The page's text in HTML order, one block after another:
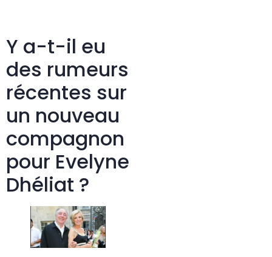
Y a-t-il eu
des rumeurs
récentes sur
un nouveau
compagnon
pour Evelyne
Dhéliat ?